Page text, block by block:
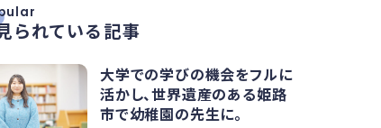
られている記事
大学での学びの機会をフルに
活かし、世界遺産のある姫路
市で幼稚園の先生に。